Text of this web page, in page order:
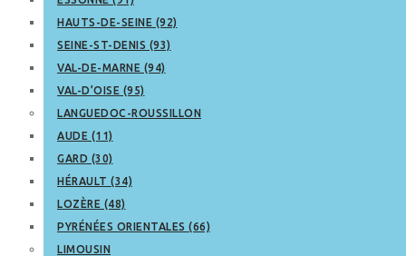
HAUTS-DE-SEINE (92)
SEINE-ST-DENIS (93)
VAL-DE-MARNE (94)
VAL-D’OISE (95)
LANGUEDOC-ROUSSILLON
AUDE (11)
GARD (30)
HÉRAULT (34)
LOZÈRE (48)
PYRÉNÉES ORIENTALES (66)
LIMOUSIN